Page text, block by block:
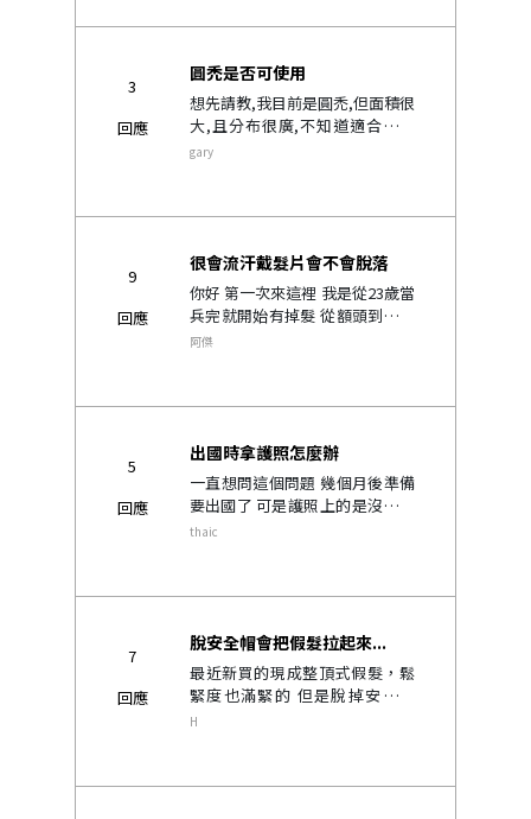
到設計師下班時間..
3
回應
圓禿是否可使用
想先請教,我目前是圓禿,但面積很
大,且分布很廣,不知道適合佩戴
嗎?建議款式?爬文看過AD款會很
面的頭髮遮掩再以纖維髮粉,若
gary
9
回應
很會流汗戴髮片會不會脫落
你好 第一次來這裡 我是從23歲當
兵完就開始有掉髮 從額頭到地中
海頭髮比較稀少 之前有買過假髮
貼的局部髮片感覺是不錯 問題是
阿傑
5
回應
出國時拿護照怎麼辦
一直想問這個問題 幾個月後準備
要出國了 可是護照上的是沒帶髮
片的舊照片 這樣出入境時會被國
道大家有沒有這..
thaic
7
回應
脫安全帽會把假髮拉起來...
最近新買的現成整頂式假髮，鬆
緊度也滿緊的 但是脫掉安全帽
時，有時候會把假髮也拉起來 滿
H